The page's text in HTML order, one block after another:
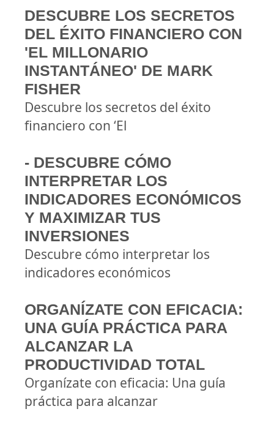
DESCUBRE LOS SECRETOS
DEL ÉXITO FINANCIERO CON
'EL MILLONARIO
INSTANTÁNEO' DE MARK
FISHER
Descubre los secretos del éxito
financiero con ‘El
- DESCUBRE CÓMO
INTERPRETAR LOS
INDICADORES ECONÓMICOS
Y MAXIMIZAR TUS
INVERSIONES
Descubre cómo interpretar los
indicadores económicos
ORGANÍZATE CON EFICACIA:
UNA GUÍA PRÁCTICA PARA
ALCANZAR LA
PRODUCTIVIDAD TOTAL
Organízate con eficacia: Una guía
práctica para alcanzar